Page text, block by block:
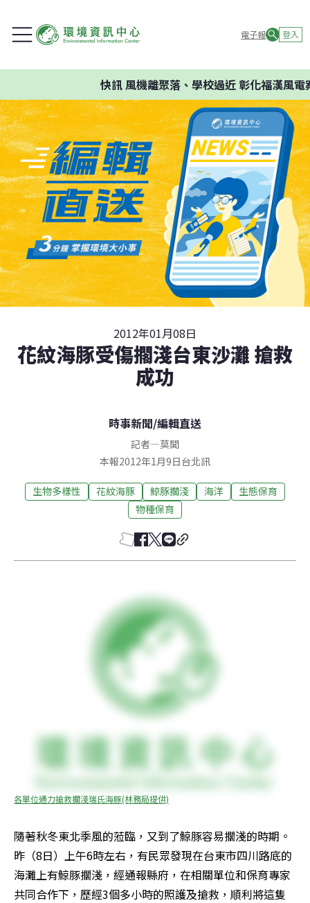
電子報 登入
快訊風機離聚落、學校過近 彰化福漢風電案
2012年01月08日
花紋海豚受傷擱淺台東沙灘 搶救
成功
時事新聞/編輯直送
記者—莫聞
本報2012年1月9日台北訊
生物多樣性 花紋海豚 鯨豚擱淺 海洋
生態保育
物種保育
各單位通力搶救擱淺瑞氏海豚(林務局提供)
隨著秋冬東北季風的蒞臨，又到了鯨豚容易擱淺的時期。
昨（8日）上午6時左右，有民眾發現在台東市四川路底的
海灘上有鯨豚擱淺，經通報縣府，在相關單位和保育專家
共同合作下，歷經3個多小時的照護及搶救，順利將這隻